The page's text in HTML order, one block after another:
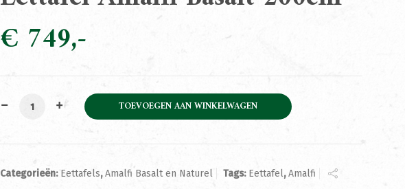
€ 749
Eettafel Amalfi Basalt 200cm aantal
TOEVOEGEN AAN WINKELWAGEN
Categorieën: Eettafels,Amalfi Basalt en Naturel Tags: Eettafel,Amalfi